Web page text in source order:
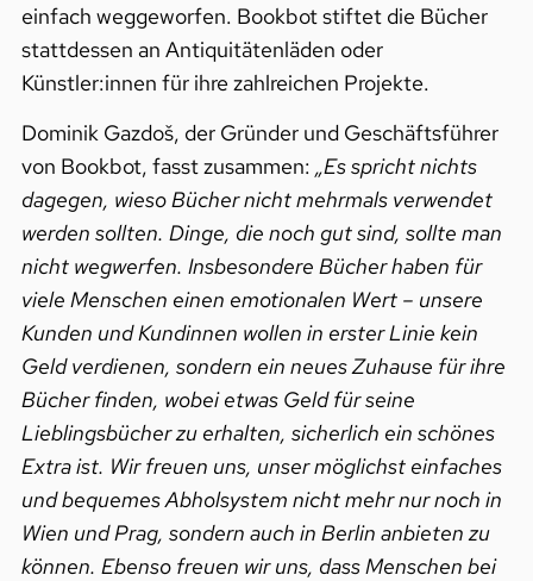
einfach weggeworfen. Bookbot stiftet die Bücher
stattdessen an Antiquitätenläden oder
Künstler:innen für ihre zahlreichen Projekte.
Dominik Gazdoš, der Gründer und Geschäftsführer
von Bookbot, fasst zusammen: „Es sprichtnichts
dagegen, wieso Bücher nicht mehrmals verwendet
werden sollten. Dinge, die noch gut sind, sollte man
nicht wegwerfen. Insbesondere Bücher haben für
viele Menschen einen emotionalen Wert – unsere
Kunden und Kundinnen wollen in erster Linie kein
Geld verdienen, sondern ein neues Zuhause für ihre
Bücher finden, wobei etwas Geld für seine
Lieblingsbücher zu erhalten, sicherlich ein schönes
Extra ist. Wir freuen uns, unser möglichst einfaches
und bequemes Abholsystem nicht mehr nur noch in
Wien und Prag, sondern auch in Berlin anbieten zu
können. Ebenso freuen wir uns, dass Menschen bei